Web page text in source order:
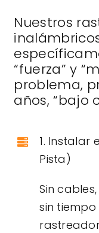
Nuestros
“fuerza” y
problema,
años, “bajo
1. Instalar
Pista)
Sin
sin